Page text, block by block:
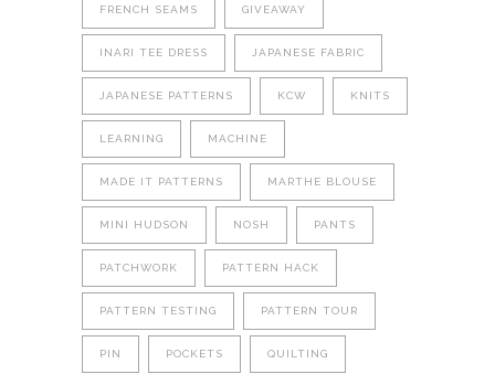
FRENCH SEAMS GIVEAWAY
INARI TEE DRESS JAPANESE FABRIC
JAPANESE PATTERNS KCW KNITS
LEARNING MACHINE
MADE IT PATTERNS MARTHE BLOUSE
MINI HUDSON NOSH PANTS
PATCHWORK PATTERN HACK
PATTERN TESTING PATTERN TOUR
PIN POCKETS QUILTING